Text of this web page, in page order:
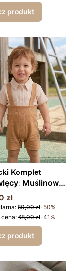
produkt
Komplet
Muślinowe
+
Spodenki
zł
80,00 zł-50%
cena:68,00 zł-41%
produkt